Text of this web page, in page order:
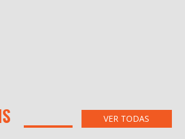
VER TODAS